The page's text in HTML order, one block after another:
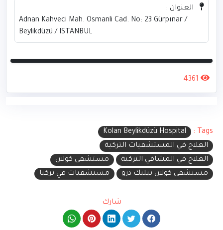
العنوان :
Adnan Kahveci Mah. Osmanli Cad. No: 23 Gürpınar /
Beylikdüzü / ISTANBUL
4361
Tags :
Kolan Beylikdüzü Hospital
العلاج في المستشفيات التركية
العلاج في المشافي التركية
مستشفى كولان
مستشفى كولان بيليك دزو
مستشفيات في تركيا
شارك